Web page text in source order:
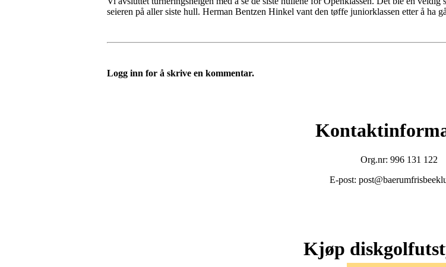
seieren på aller siste hull. Herman Bentzen Hinkel vant den tøffe juniorklassen etter å ha
Logg inn for å skrive en kommentar.
Org.nr: 996 131 122
E-post:
Kjøp